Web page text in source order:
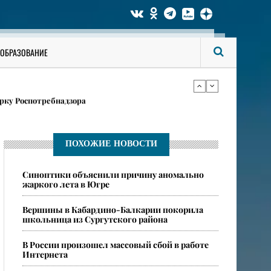
ОБРАЗОВАНИЕ
Роспотребнадзора
на «Госуслугах»
карточках
ПОХОЖИЕ НОВОСТИ
​Синоптики объяснили причину аномально
жаркого лета в Югре
​Вершины в Кабардино-Балкарии покорила
школьница из Сургутского района
​В России произошел массовый сбой в работе
Интернета